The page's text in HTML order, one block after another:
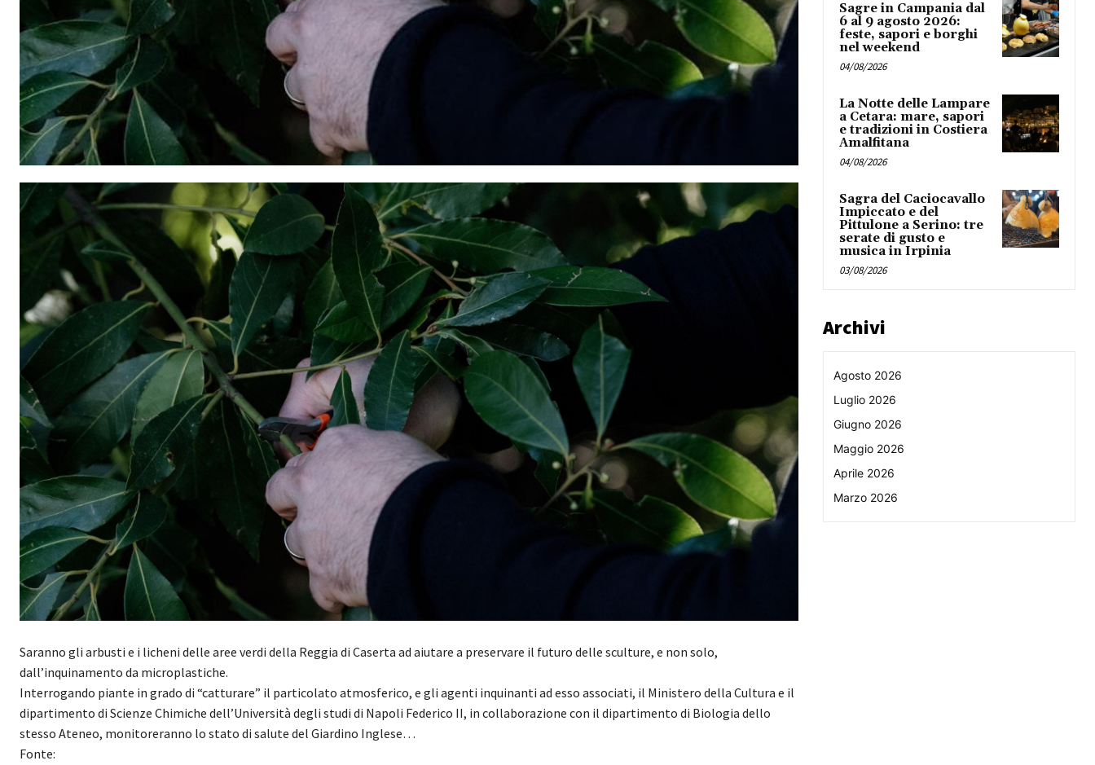
Saranno gli arbusti e i licheni delle aree verdi della Reggia di Caserta ad aiutare a preservare il futuro delle sculture, e non solo,
dall’inquinamento da microplastiche.
Interrogando piante in grado di “catturare” il particolato atmosferico, e gli agenti inquinanti ad esso associati, il Ministero della Cultura e il
dipartimento di Scienze Chimiche dell’Università degli studi di Napoli Federico II, in collaborazione con il dipartimento di Biologia dello
stesso Ateneo, monitoreranno lo stato di salute del Giardino Inglese…
Fonte:
Sagre in Campania dal
6 al 9 agosto 2026:
feste, sapori e borghi
nel weekend
04/08/2026
La Notte delle Lampare
a Cetara: mare, sapori
e tradizioni in Costiera
Amalfitana
04/08/2026
Sagra del Caciocavallo
Impiccato e del
Pittulone a Serino: tre
serate di gusto e
musica in Irpinia
03/08/2026
Archivi
Agosto 2026
Luglio 2026
Giugno 2026
Maggio 2026
Aprile 2026
Marzo 2026